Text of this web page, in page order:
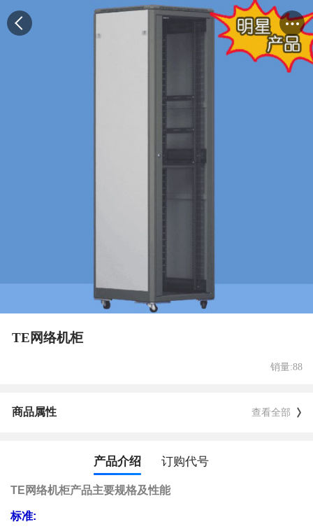
TE网络机柜
销量:88
商品属性 查看全部
产品介绍 订购代号
TE网络机柜产品主要规格及性能
标准: